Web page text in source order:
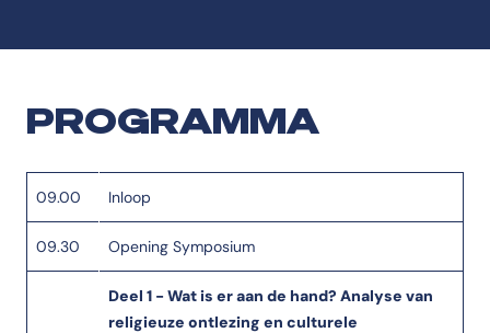
PROGRAMMA
09.00 Inloop
09.30 Opening Symposium
Deel 1 - Wat is er aan de hand? Analyse van
religieuze ontlezing en culturele